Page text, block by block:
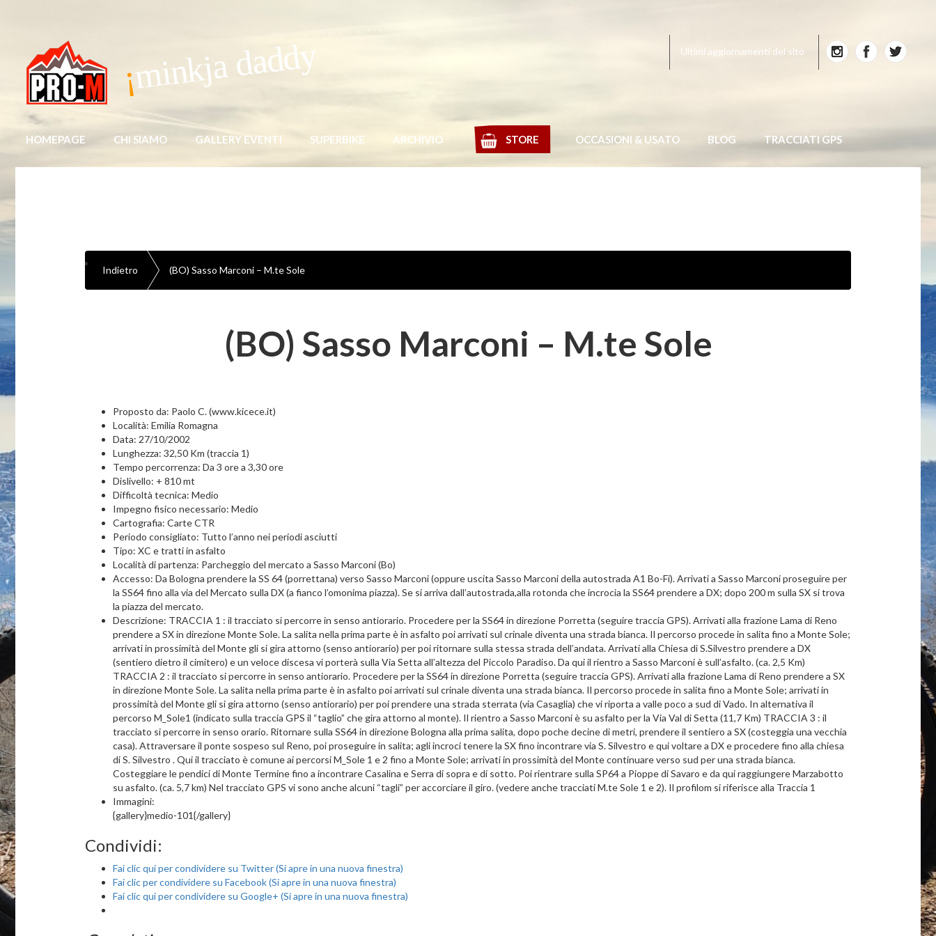
minkja daddy Ultimi aggiornamenti del sito
HOMEPAGE CHI SIAMO GALLERY EVENTI SUPERBIKE ARCHIVIO STORE OCCASIONI & USATO BLOG TRACCIATI GPS
Indietro (BO) Sasso Marconi – M.te Sole
(BO) Sasso Marconi – M.te Sole
Proposto da: Paolo C. (www.kicece.it)
Località: Emilia Romagna
Data: 27/10/2002
Lunghezza: 32,50 Km (traccia 1)
Tempo percorrenza: Da 3 ore a 3,30 ore
Dislivello: + 810 mt
Difficoltà tecnica: Medio
Impegno fisico necessario: Medio
Cartografia: Carte CTR
Periodo consigliato: Tutto l’anno nei periodi asciutti
Tipo: XC e tratti in asfalto
Località di partenza: Parcheggio del mercato a Sasso Marconi (Bo)
Accesso: Da Bologna prendere la SS 64 (porrettana) verso Sasso Marconi (oppure uscita Sasso Marconi della autostrada A1 Bo-Fi). Arrivati a Sasso Marconi proseguire per
la SS64 fino alla via del Mercato sulla DX (a fianco l’omonima piazza). Se si arriva dall’autostrada,alla rotonda che incrocia la SS64 prendere a DX; dopo 200 m sulla SX si trova
la piazza del mercato.
Descrizione: TRACCIA 1 : il tracciato si percorre in senso antiorario. Procedere per la SS64 in direzione Porretta (seguire traccia GPS). Arrivati alla frazione Lama di Reno
prendere a SX in direzione Monte Sole. La salita nella prima parte è in asfalto poi arrivati sul crinale diventa una strada bianca. Il percorso procede in salita fino a Monte Sole;
arrivati in prossimità del Monte gli si gira attorno (senso antiorario) per poi ritornare sulla stessa strada dell’andata. Arrivati alla Chiesa di S.Silvestro prendere a DX
(sentiero dietro il cimitero) e un veloce discesa vi porterà sulla Via Setta all’altezza del Piccolo Paradiso. Da qui il rientro a Sasso Marconi è sull’asfalto. (ca. 2,5 Km)
TRACCIA 2 : il tracciato si percorre in senso antiorario. Procedere per la SS64 in direzione Porretta (seguire traccia GPS). Arrivati alla frazione Lama di Reno prendere a SX
in direzione Monte Sole. La salita nella prima parte è in asfalto poi arrivati sul crinale diventa una strada bianca. Il percorso procede in salita fino a Monte Sole; arrivati in
prossimità del Monte gli si gira attorno (senso antiorario) per poi prendere una strada sterrata (via Casaglia) che vi riporta a valle poco a sud di Vado. In alternativa il
percorso M_Sole1 (indicato sulla traccia GPS il “taglio” che gira attorno al monte). Il rientro a Sasso Marconi è su asfalto per la Via Val di Setta (11,7 Km) TRACCIA 3 : il
tracciato si percorre in senso orario. Ritornare sulla SS64 in direzione Bologna alla prima salita, dopo poche decine di metri, prendere il sentiero a SX (costeggia una vecchia
casa). Attraversare il ponte sospeso sul Reno, poi proseguire in salita; agli incroci tenere la SX fino incontrare via S. Silvestro e qui voltare a DX e procedere fino alla chiesa
di S. Silvestro . Qui il tracciato è comune ai percorsi M_Sole 1 e 2 fino a Monte Sole; arrivati in prossimità del Monte continuare verso sud per una strada bianca.
Costeggiare le pendici di Monte Termine fino a incontrare Casalina e Serra di sopra e di sotto. Poi rientrare sulla SP64 a Pioppe di Savaro e da qui raggiungere Marzabotto
su asfalto. (ca. 5,7 km) Nel tracciato GPS vi sono anche alcuni “tagli” per accorciare il giro. (vedere anche tracciati M.te Sole 1 e 2). Il profilom si riferisce alla Traccia 1
Immagini:
{gallery}medio-101{/gallery}
Condividi:
Fai clic qui per condividere su Twitter (Si apre in una nuova finestra)
Fai clic per condividere su Facebook (Si apre in una nuova finestra)
Fai clic qui per condividere su Google+ (Si apre in una nuova finestra)